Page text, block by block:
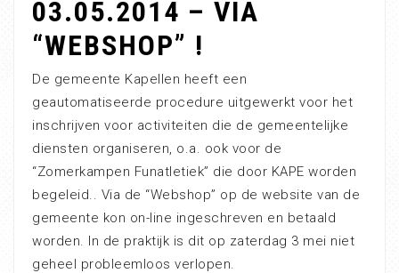
03.05.2014 – VIA
“WEBSHOP” !
De gemeente Kapellen heeft een
geautomatiseerde procedure uitgewerkt voor het
inschrijven voor activiteiten die de gemeentelijke
diensten organiseren, o.a. ook voor de
“Zomerkampen Funatletiek” die door KAPE worden
begeleid.. Via de “Webshop” op de website van de
gemeente kon on-line ingeschreven en betaald
worden. In de praktijk is dit op zaterdag 3 mei niet
geheel probleemloos verlopen.